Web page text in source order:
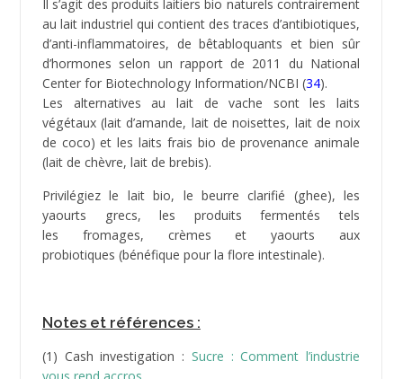
(10) EFSA –Opinion of the Scientific
Committee/Scientific Panel
(11) ACJN :Health effects of trans fatty acids.
(12) PLOS One :Dietary Fat Intake and the Risk of
Depression : The SUN Project
(13) Film documentaire de Morgan Spurlock : Super
Size Me
(14) AHA :180,000 deaths worldwide may be
associated with sugary soft drinks
(15) EPIC (European Prospective Investigation of
Cancer) :1 soda par jour, 20% de risque en plus de
(16) Dr Robert Lustig, prof. d’endocrinologie à
(17) Etude de Lancet : Food additives and hyperactive